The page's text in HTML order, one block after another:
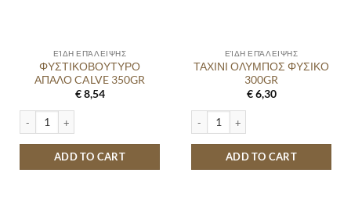
ΕΊΔΗ ΕΠΆΛΕΙΨΗΣ
ΦΥΣΤΙΚΟΒΟΥΤΥΡΟ
ΑΠΑΛΟ CALVE 350GR
€8,54
ΦΥΣΤΙΚΟΒΟΥΤΥΡΟ ΑΠΑΛΟ CALVE 350GR quantity
ADD TO CART
ΕΊΔΗ ΕΠΆΛΕΙΨΗΣ
ΤΑΧΙΝΙ ΟΛΥΜΠΟΣ ΦΥΣΙΚΟ
300GR
€6,30
ΤΑΧΙΝΙ ΟΛΥΜΠΟΣ ΦΥΣΙΚΟ 300GR
ADD TO CART